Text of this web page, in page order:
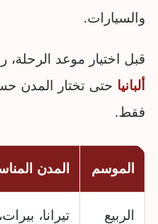
والسيارات.
قبل اختيار موعد الرحلة،
ألبانيا حتى تختار
فقط.
الموسم المدن
الربيع تيرانا،